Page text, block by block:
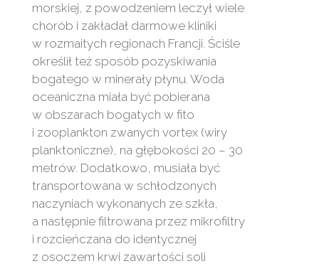
morskiej, z powodzeniem leczył wiele
chorób i zakładał darmowe kliniki
w rozmaitych regionach Francji. Ściśle
określił też sposób pozyskiwania
bogatego w minerały płynu. Woda
oceaniczna miała być pobierana
w obszarach bogatych w fito
i zooplankton zwanych vortex (wiry
planktoniczne), na głębokości 20 – 30
metrów. Dodatkowo, musiała być
transportowana w schłodzonych
naczyniach wykonanych ze szkła,
a następnie filtrowana przez mikrofiltry
i rozcieńczana do identycznej
z osoczem krwi zawartości soli